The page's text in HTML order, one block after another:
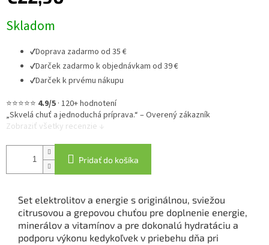
cena:
Skladom
✔Doprava zadarmo od 35 €
✔Darček zadarmo k objednávkam od 39 €
✔Darček k prvému nákupu
⭐⭐⭐⭐⭐ 4.9/5 · 120+ hodnotení
„Skvelá chuť a jednoduchá príprava.“ – Overený zákazník
Zobraziť všetky recenzie ↓
Pridať do košíka
Set elektrolitov a energie s originálnou, sviežou
citrusovou a grepovou chuťou pre doplnenie energie,
minerálov a vitamínov a pre dokonalú hydratáciu a
podporu výkonu kedykoľvek v priebehu dňa pri